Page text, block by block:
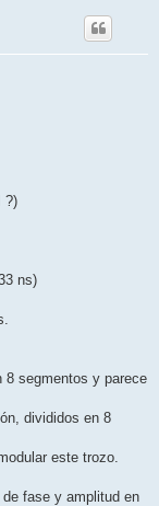
?)
ns)
8 segmentos y parece
divididos en 8
este trozo.
fase y amplitud en